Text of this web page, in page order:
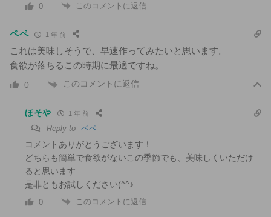
0 このコメントに返信
ペペ 1 年 前
これは美味しそうで、早速作ってみたいと思います。
食欲が落ちるこの時期に最適ですね。
0 このコメントに返信
ほそや 1 年 前
Reply to ペペ
コメントありがとうございます！
どちらも簡単で食欲がないこの季節でも、美味しくいただけ
ると思います
是非ともお試しください(^^♪
0 このコメントに返信